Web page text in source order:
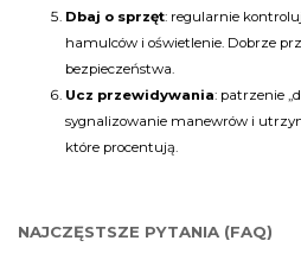
Dbaj o sprzęt: regularnie
hamulców i oświetlenie. Dobrze
bezpieczeństwa.
Ucz przewidywania: patrzenie
sygnalizowanie manewrów i
które procentują.
NAJCZĘSTSZE PYTANIA (FAQ)